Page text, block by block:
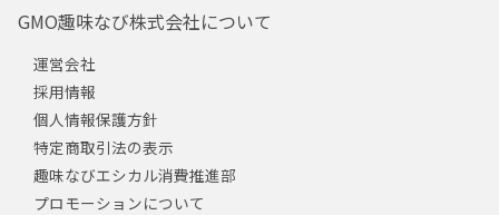
GMO趣味なび株式会社について
運営会社
採用情報
個人情報保護方針
特定商取引法の表示
趣味なびエシカル消費推進部
プロモーションについて